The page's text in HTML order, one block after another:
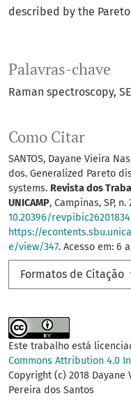
Palavras-chave
Raman spectroscopy
Como Citar
SANTOS, Dayane Vieira
dos. Generalized Pareto
systems. Revista dos
UNICAMP, Campinas, SP, n.
10.20396/
https://
e/view/347. Acesso em: 6
Formatos de Citação
described by the
Este trabalho está
Commons Attribution 4.0
Copyright (c) 2018
Pereira dos Santos